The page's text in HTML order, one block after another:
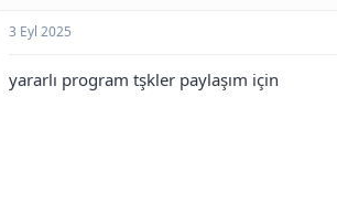
3 Eyl 2025
yararlı program tşkler paylaşım için